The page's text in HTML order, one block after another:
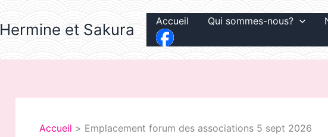
Hermine et Sakura Accueil Qui sommes-nous?
Accueil Emplacement forum des associations 5 sept 2026